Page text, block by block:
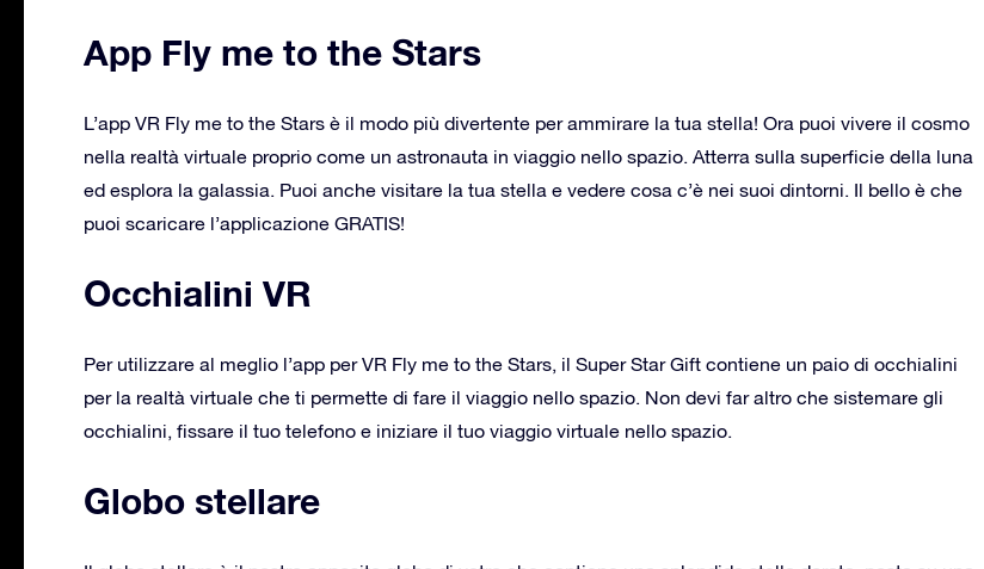
App Fly me to the Stars
L’app VR Fly me to the Stars è il modo più divertente per ammirare la tua stella! Ora puoi vivere il cosmo
nella realtà virtuale proprio come un astronauta in viaggio nello spazio. Atterra sulla superficie della luna
ed esplora la galassia. Puoi anche visitare la tua stella e vedere cosa c’è nei suoi dintorni. Il bello è che
puoi scaricare l’applicazione GRATIS!
Occhialini VR
Per utilizzare al meglio l’app per VR Fly me to the Stars, il Super Star Gift contiene un paio di occhialini
per la realtà virtuale che ti permette di fare il viaggio nello spazio. Non devi far altro che sistemare gli
occhialini, fissare il tuo telefono e iniziare il tuo viaggio virtuale nello spazio.
Globo stellare